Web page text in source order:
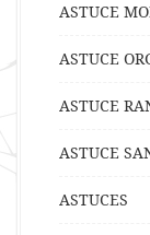
ASTUCE
ASTUCE
ASTUCE
ASTUCE
ASTUCES